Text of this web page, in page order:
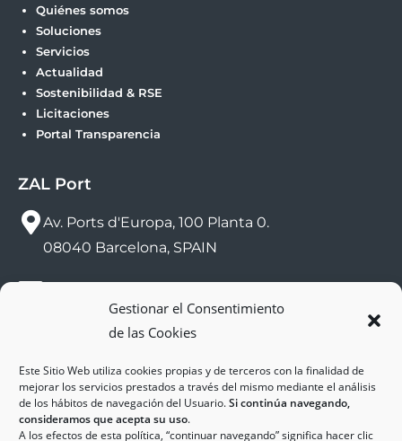
Gestionar el Consentimiento
de las Cookies
Este Sitio Web utiliza cookies propias y de terceros con la finalidad de
mejorar los servicios prestados a través del mismo mediante el análisis
de los hábitos de navegación del Usuario.Si continúa navegando,
consideramos que acepta su uso.
A los efectos de esta política, “continuar navegando” significa hacer clic
Quiénes somos
Soluciones
Servicios
Actualidad
Sostenibilidad & RSE
Licitaciones
Portal Transparencia
ZAL Port
Av. Ports d'Europa, 100 Planta 0.
08040 Barcelona, SPAIN
(+34) 93 552 58 26